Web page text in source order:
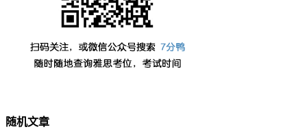
随机文章